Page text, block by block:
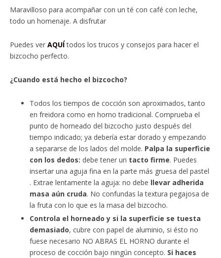
Maravilloso para acompañar con un té con café con leche,
todo un homenaje. A disfrutar
Puedes ver AQUÍtodos los trucos y consejos para hacer el
bizcocho perfecto.
¿Cuando está hecho el bizcocho?
Todos los tiempos de cocción son aproximados, tanto
en freidora como en horno tradicional. Comprueba el
punto de horneado del bizcocho justo después del
tiempo indicado; ya debería estar dorado y empezando
a separarse de los lados del molde. Palpa la superficie
con los dedos: debe tener un tacto firme. Puedes
insertar una aguja fina en la parte más gruesa del pastel
. Extrae lentamente la aguja: no debe llevar adherida
masa aún cruda. No confundas la textura pegajosa de
la fruta con lo que es la masa del bizcocho.
Controla el horneado y si la superficie se tuesta
demasiado, cubre con papel de aluminio, si ésto no
fuese necesario NO ABRAS EL HORNO durante el
proceso de cocción bajo ningún concepto. Si haces